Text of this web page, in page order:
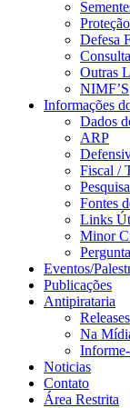
Defesa
Outras
NIMF’S
Informações
Dados
ARP
Fiscal /
Fontes
Links
Minor
Eventos/
Publicações
Antipirataria
Releases
Na
Noticias
Contato
Área Restrita